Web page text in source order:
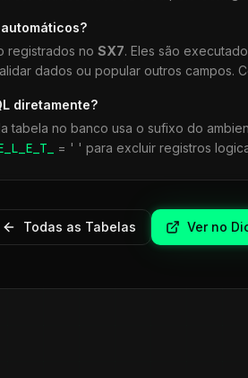
registrados no SX7. Eles são
dados ou popular outros campos.
diretamente?
tabela no banco usa o sufixo do
= ' ' para excluir registros
Todas as Tabelas Ver no